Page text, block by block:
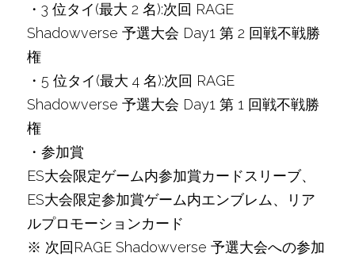
・3 位タイ(最大 2 名):次回 RAGE
Shadowverse 予選大会 Day1 第 2 回戦不戦勝
権
・5 位タイ(最大 4 名):次回 RAGE
Shadowverse 予選大会 Day1 第 1 回戦不戦勝
権
・参加賞
ES大会限定ゲーム内参加賞カードスリーブ、
ES大会限定参加賞ゲーム内エンブレム、リア
ルプロモーションカード
※ 次回RAGE Shadowverse 予選大会への参加